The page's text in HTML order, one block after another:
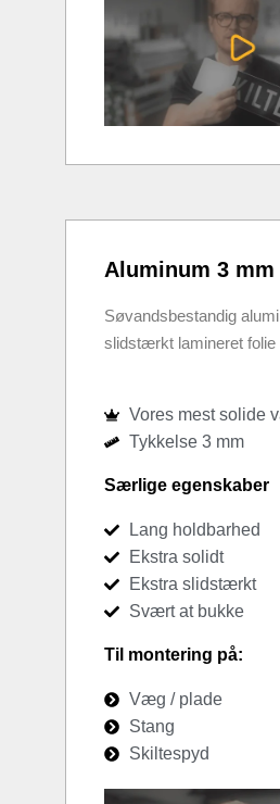
Aluminum 3 mm
Søvandsbestandig
slidstærkt lamineret folie
Vores mest solide
Tykkelse 3 mm
Særlige egenskaber
Lang holdbarhed
Ekstra solidt
Ekstra slidstærkt
Svært at bukke
Til montering på:
Væg / plade
Stang
Skiltespyd